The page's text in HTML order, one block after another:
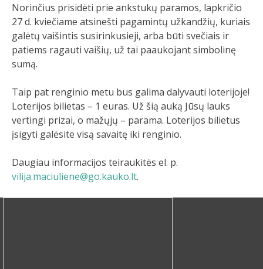
Norinčius prisidėti prie ankstukų paramos, lapkričio
27 d. kviečiame atsinešti pagamintų užkandžių, kuriais
galėtų vaišintis susirinkusieji, arba būti svečiais ir
patiems ragauti vaišių, už tai paaukojant simbolinę
sumą.
Taip pat renginio metu bus galima dalyvauti loterijoje!
Loterijos bilietas – 1 euras. Už šią auką Jūsų lauks
vertingi prizai, o mažųjų – parama. Loterijos bilietus
įsigyti galėsite visą savaitę iki renginio.
Daugiau informacijos teiraukitės el. p.
vilija.maciuliene@go.kauko.lt.